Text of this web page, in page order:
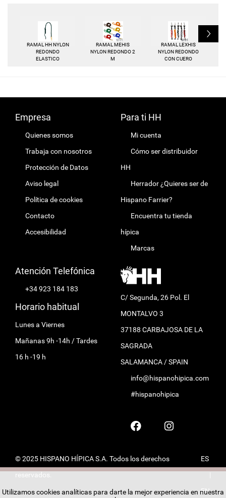
RAMAL HH NYLON
REDONDO
ELASTICO
RAMAL MEHIS
NYLON REDONDO 2
M
RAMAL LEXHIS
NYLON REDONDO
CON CUERO
L
Empresa
Quienes somos
Trabaja con nosotros
Protección de Datos
Aviso legal
Política de cookies
Contacto
Accesibilidad
Para ti HH
Mi cuenta
Cómo ser distribuidor
HH
Herrador ¿Quieres ser de
Hispano Farrier?
Encuentra tu tienda
hípica
Marcas
Atención Telefónica
+34 923 184 183
Horario habitual
Lunes a Viernes
Mañanas 9h -14h / Tardes
16 h -19 h
C/ Segunda, 26 Pol. El
MONTALVO 3
37188 CARBAJOSA DE LA
SAGRADA
SALAMANCA / SPAIN
info@hispanohipica.com
#hispanohipica
© 2025 HISPANO HÍPICA S.A. Todos los derechos
reservados.
ES
EN
Utilizamos cookies analíticas para darte la mejor experiencia en nuestra